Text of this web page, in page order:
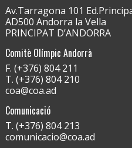
Av.Tarragona 101
AD500 Andorra la Vella
PRINCIPAT D’ANDORRA
Comitè Olímpic Andorrà
F. (+376) 804 211
T. (+376) 804 210
coa@coa.ad
Comunicació
T. (+376) 804 213
comunicacio@coa.ad